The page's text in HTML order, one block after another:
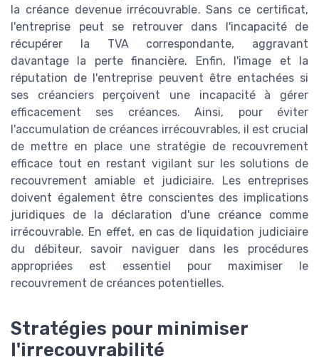
la créance devenue irrécouvrable. Sans ce certificat,
l'entreprise peut se retrouver dans l'incapacité de
récupérer la TVA correspondante, aggravant
davantage la perte financière. Enfin, l'image et la
réputation de l'entreprise peuvent être entachées si
ses créanciers perçoivent une incapacité à gérer
efficacement ses créances. Ainsi, pour éviter
l'accumulation de créances irrécouvrables, il est crucial
de mettre en place une stratégie de recouvrement
efficace tout en restant vigilant sur les solutions de
recouvrement amiable et judiciaire. Les entreprises
doivent également être conscientes des implications
juridiques de la déclaration d'une créance comme
irrécouvrable. En effet, en cas de liquidation judiciaire
du débiteur, savoir naviguer dans les procédures
appropriées est essentiel pour maximiser le
recouvrement de créances potentielles.
Stratégies pour minimiser
l'irrecouvrabilité